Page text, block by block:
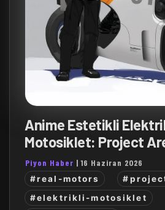
Anime Estetikli
Motosiklet: Project
Piyon Haber |16 Haziran 2026
#real-motors
#elektrikli-motosiklet